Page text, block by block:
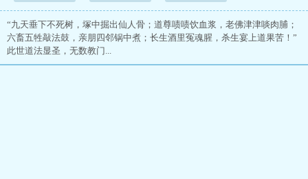
“九天垂下不死树，塚中掘出仙人骨；道尊啧啧饮血浆，老佛津津啖肉脯；
六畜五牲敲法鼓，亲朋四邻锅中煮；长生酒里冤魂腥，杀生宴上道果苦！”
此世道法显圣，无数教门...